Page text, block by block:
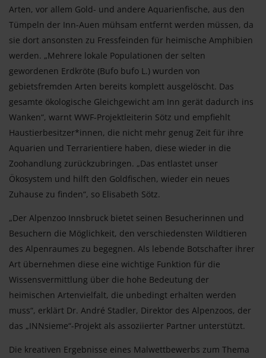
Arten, vor allem Gold- und andere Aquarienfische, aus den
Tümpeln der Inn-Auen mühsam entfernt werden müssen, da
sie dort ansonsten zu Fressfeinden für heimische Amphibien
werden. „Mehrere lokale Populationen der selten
gewordenen Erdkröte (Bufo bufo L.) wurden von
gebietsfremden Arten bereits komplett ausgelöscht. Das
gesamte ökologische Gleichgewicht am Inn gerät dadurch ins
Wanken“, warnt WWF-Projektleiterin Sötz und empfiehlt
Haustierbesitzer*innen, die nicht mehr genug Zeit für ihre
Aquarien und Terrarientiere haben, diese wieder in die
Zoohandlung zurückzubringen. „Das entlastet unser
Ökosystem und hilft den Goldfischen, wieder ein neues
Zuhause zu finden“, so Elisabeth Sötz.
„Der Alpenzoo Innsbruck bietet seinen Besucherinnen und
Besuchern die Möglichkeit, den verschiedensten Wildtieren
des Alpenraumes zu begegnen. Als lebende Botschafter ihrer
Art übernehmen diese eine wichtige Funktion für die
Wissensvermittlung über die hohe Bedeutung der
heimischen Artenvielfalt, die unbedingt erhalten werden
muss“, erklärt Dr. André Stadler, Direktor des Alpenzoos, der
das „INNsieme“-Projekt als assoziierter Partner unterstützt.
Die kreativen Ergebnisse eines Malwettbewerbs zum Thema